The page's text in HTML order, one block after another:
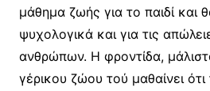
μάθημα ζωής για το παιδί και
ψυχολογικά και για τις
ανθρώπων. H φροντίδα,
γέρικου ζώου τού μαθαίνει ότι